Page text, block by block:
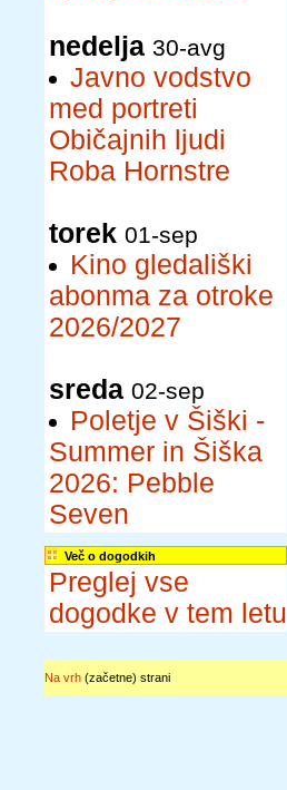
nedelja 30-avg
Javno vodstvo
med portreti
Običajnih ljudi
Roba Hornstre
torek 01-sep
Kino gledališki
abonma za otroke
2026/2027
sreda 02-sep
Poletje v Šiški -
Summer in Šiška
2026: Pebble
Seven
Več o dogodkih
Preglej vse
dogodke v tem letu
Na vrh(začetne) strani